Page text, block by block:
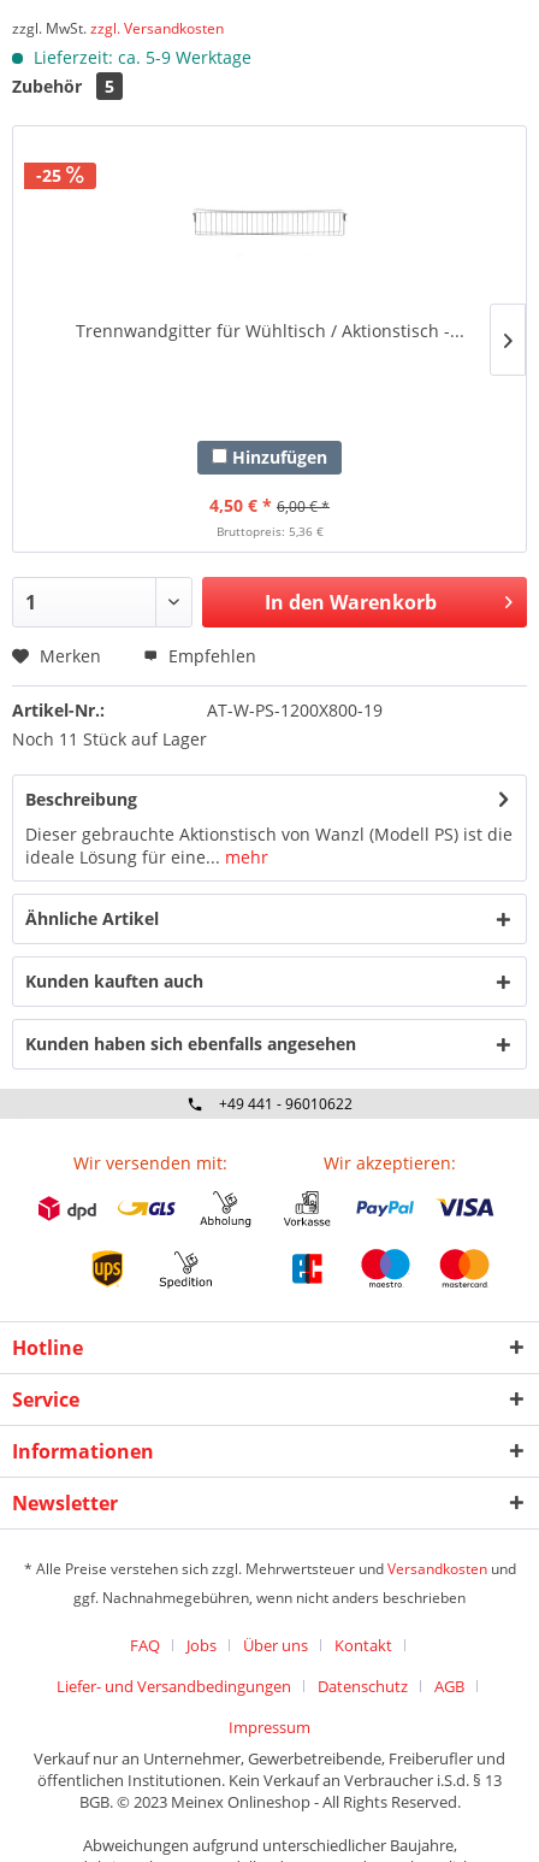
zzgl. MwSt.zzgl. Versandkosten
Lieferzeit: ca. 5-9 Werktage
Zubehör
5
-25
Trennwandgitter für Wühltisch / Aktionstisch -...
Hinzufügen
4,50 € * 6,00 € *
Bruttopreis: 5,36 €
In den Warenkorb
Merken Empfehlen
Artikel-Nr.:
AT-W-PS-1200X800-19
Noch 11 Stück auf Lager
Beschreibung
Dieser gebrauchte Aktionstisch von Wanzl (Modell PS) ist die
ideale Lösung für eine... mehr
Ähnliche Artikel
Kunden kauften auch
Kunden haben sich ebenfalls angesehen
+49 441 - 96010622
Wir versenden mit: Wir akzeptieren:
Hotline
Service
Informationen
Newsletter
* Alle Preise verstehen sich zzgl. Mehrwertsteuer undVersandkostenund
ggf. Nachnahmegebühren, wenn nicht anders beschrieben
FAQ Jobs Über uns
Kontakt
Liefer- und Versandbedingungen
Datenschutz
AGB
Impressum
Verkauf nur an Unternehmer, Gewerbetreibende, Freiberufler und
öffentlichen Institutionen. Kein Verkauf an Verbraucher i.S.d. § 13
BGB. © 2023 Meinex Onlineshop - All Rights Reserved.
Abweichungen aufgrund unterschiedlicher Baujahre,